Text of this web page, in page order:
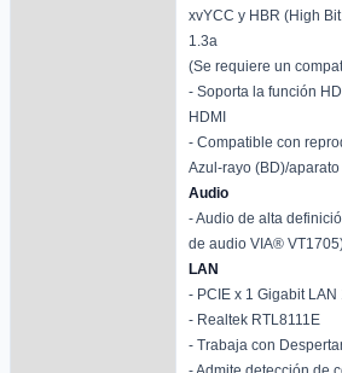
xvYCC y HBR (High
1.3a
(Se requiere un
- Soporta la función
HDMI
- Compatible con
Azul-rayo (BD)/
Audio
- Audio de alta
de audio VIA®
LAN
- PCIE x 1 Gigabit
- Realtek RTL8111E
- Trabaja con